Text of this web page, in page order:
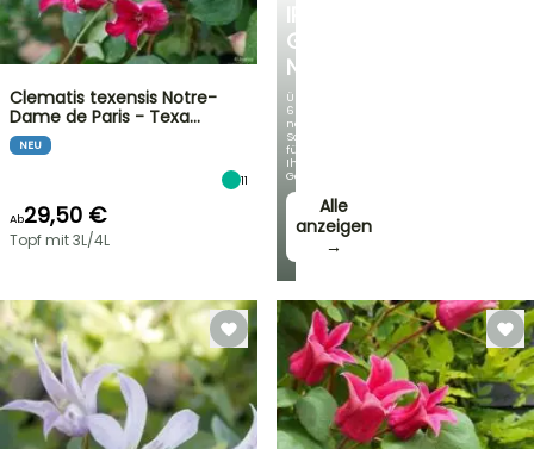
IRIS
GERMANICA
NEUHEITEN
Über
60
neue
Sorten
für
Ihren
Garten!
Alle
anzeigen
→
Clematis texensis Notre-
Dame de Paris - Texa…
NEU
11
Ab29,50 €
Topf mit 3L/4L